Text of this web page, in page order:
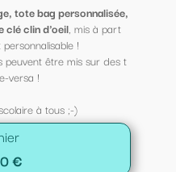
tote bag personnalisée,
clé clin d'oeil, mis à part
!
peuvent être mis sur des t
versa !
à tous ;-)
€